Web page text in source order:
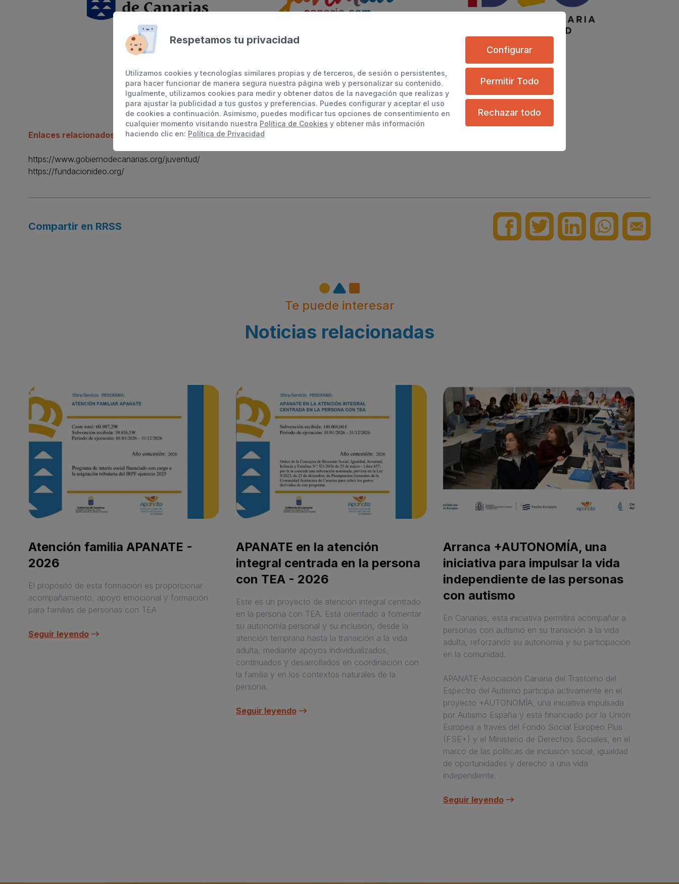
Enlaces relacionados:
https://www.gobiernodecanarias.org/juventud/
https://fundacionideo.org/
Compartir en RRSS
Te puede interesar
Noticias relacionadas
Atención familia APANATE -
2026
El propósito de esta formación es proporcionar
acompañamiento, apoyo emocional y formación
para familias de personas con TEA
Seguir leyendo
APANATE en la atención
integral centrada en la persona
con TEA - 2026
Este es un proyecto de atención integral centrado
en la persona con TEA. Está orientado a fomentar
su autonomía personal y su inclusión, desde la
atención temprana hasta la transición a la vida
adulta, mediante apoyos individualizados,
continuados y desarrollados en coordinación con
la familia y en los contextos naturales de la
persona.
Seguir leyendo
Arranca +AUTONOMÍA, una
iniciativa para impulsar la vida
independiente de las personas
con autismo
En Canarias, esta iniciativa permitirá acompañar a
personas con autismo en su transición a la vida
adulta, reforzando su autonomía y su participación
en la comunidad.
APANATE-Asociación Canaria del Trastorno del
Espectro del Autismo participa activamente en el
proyecto +AUTONOMÍA, una iniciativa impulsada
por Autismo España y está financiado por la Unión
Europea a través del Fondo Social Europeo Plus
(FSE+) y el Ministerio de Derechos Sociales, en el
marco de las políticas de inclusión social, igualdad
de oportunidades y derecho a una vida
independiente.
Seguir leyendo
Respetamos tu privacidad
Utilizamos cookies y tecnologías similares propias y de terceros, de sesión o persistentes,
para hacer funcionar de manera segura nuestra página web y personalizar su contenido.
Igualmente, utilizamos cookies para medir y obtener datos de la navegación que realizas y
para ajustar la publicidad a tus gustos y preferencias. Puedes configurar y aceptar el uso
de cookies a continuación. Asimismo, puedes modificar tus opciones de consentimiento en
cualquier momento visitando nuestra Política de Cookies y obtener más información
haciendo clic en: Política de Privacidad
Configurar
Permitir Todo
Rechazar todo